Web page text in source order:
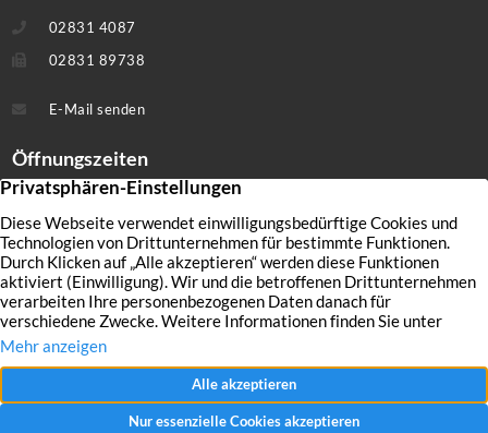
02831 4087
02831 89738
E-Mail senden
Öffnungszeiten
Samstag:
10:00 Uhr – 14:00 Uhr
Gerne vereinbaren wir auch außerhalb unserer Geschäftszeiten einen
individuellen Termin mit Ihnen.
Produktpalette
Angebote
Unsere Leistungen
Kontakt